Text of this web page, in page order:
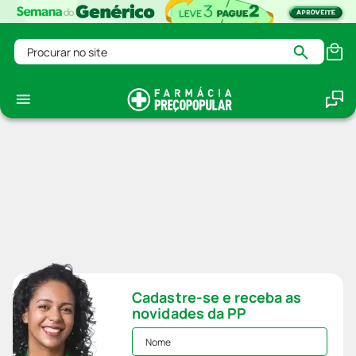
Procurar no site
Cadastre-se e receba as
novidades da PP